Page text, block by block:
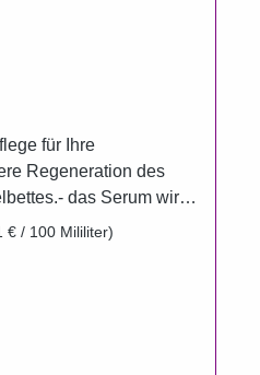
für Ihre
Regeneration des
das Serum wird
einmassiert-
€ / 100 Mililiter)